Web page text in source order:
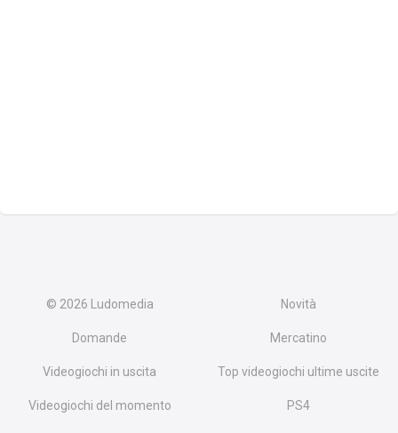
© 2026 Ludomedia Novità
Domande Mercatino
Videogiochi in uscita Top videogiochi ultime uscite
Videogiochi del momento PS4